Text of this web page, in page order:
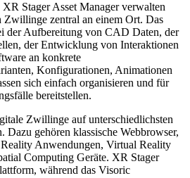
Stager Asset Manager verwalten
Zwillinge zentral an einem Ort. Das
der Aufbereitung von CAD Daten, der
der Entwicklung von Interaktionen
an konkrete
Konfigurationen, Animationen
sich einfach organisieren und für
bereitstellen.
Zwillinge auf unterschiedlichsten
Dazu gehören klassische Webbrowser,
Anwendungen, Virtual Reality
Computing Geräte. XR Stager
während das Visoric